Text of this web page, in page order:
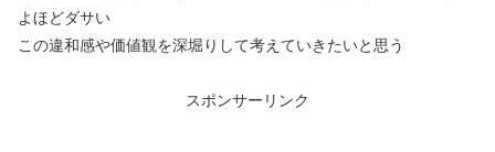
よほどダサい
この違和感や価値観を深堀りして考えていきたいと思う
スポンサーリンク